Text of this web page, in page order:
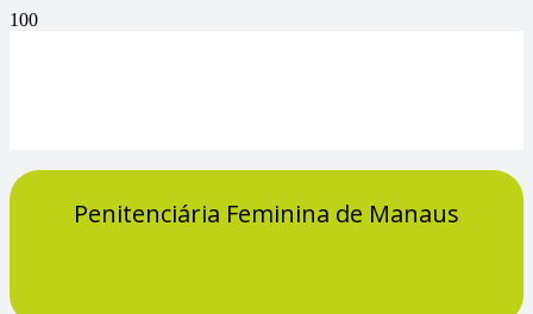
Penitenciária Feminina de Manaus